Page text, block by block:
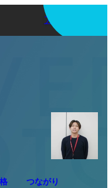
アプリを使う
つながり